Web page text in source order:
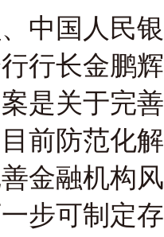
中国人民
行长金鹏
是关于完
前防范化
金融机构
步可制定